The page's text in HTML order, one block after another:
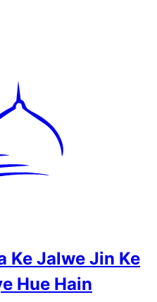
Ke Jalwe Jin Ke
Hue Hain